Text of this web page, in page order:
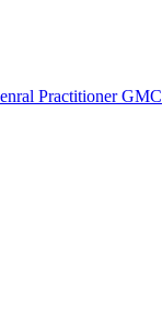
Practitioner GMC